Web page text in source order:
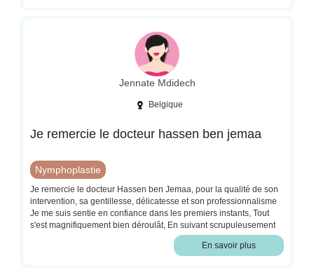
satisfaisant, m'a motivé Ã reprendre une bonne alimentation et
perdre du poids. J'ai désormais un IMC normal qui me fait me
sentir bien dans mon corps. Merci Ã toute l'équipe et au Dr Mallek
Jennate Mdidech
Belgique
Je remercie le docteur hassen ben jemaa
Nymphoplastie
Je remercie le docteur Hassen ben Jemaa, pour la qualité de son
intervention, sa gentillesse, délicatesse et son professionnalisme
Je me suis sentie en confiance dans les premiers instants, Tout
s'est magnifiquement bien déroulât, En suivant scrupuleusement
tous ses conseils post opératoire, et après une semaine de
l'intervention, le résultat est incroyable Merci a vous Docteur de
En savoir plus